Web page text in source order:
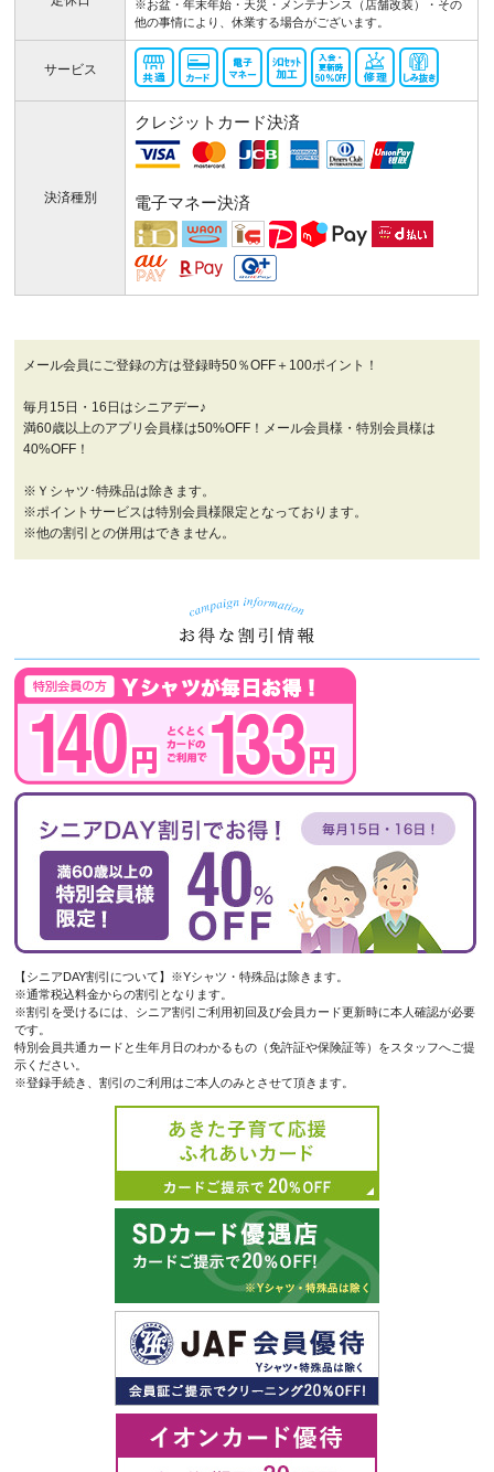
※お盆・年末年始・天災・メンテナンス（店舗改装）・その
他の事情により、休業する場合がございます。
サービス
決済種別
クレジットカード決済
電子マネー決済
メール会員にご登録の方は登録時50％OFF＋100ポイント！
毎月15日・16日はシニアデー♪
満60歳以上のアプリ会員様は50%OFF！メール会員様・特別会員様は
40%OFF！
※Ｙシャツ･特殊品は除きます。
※ポイントサービスは特別会員様限定となっております。
※他の割引との併用はできません。
【シニアDAY割引について】※Yシャツ・特殊品は除きます。
※通常税込料金からの割引となります。
※割引を受けるには、シニア割引ご利用初回及び会員カード更新時に本人確認が必要
です。
特別会員共通カードと生年月日のわかるもの（免許証や保険証等）をスタッフへご提
示ください。
※登録手続き、割引のご利用はご本人のみとさせて頂きます。